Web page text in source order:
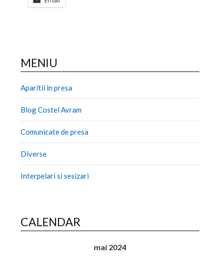
MENIU
Aparitii in presa
Blog Costel Avram
Comunicate de presa
Diverse
Interpelari si sesizari
CALENDAR
mai 2024